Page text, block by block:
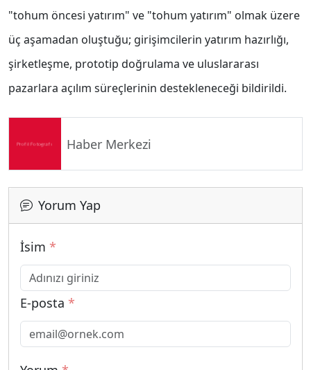
"tohum öncesi yatırım" ve "tohum yatırım" olmak üzere
üç aşamadan oluştuğu; girişimcilerin yatırım hazırlığı,
şirketleşme, prototip doğrulama ve uluslararası
pazarlara açılım süreçlerinin destekleneceği bildirildi.
Haber Merkezi
Yorum Yap
İsim *
E-posta *